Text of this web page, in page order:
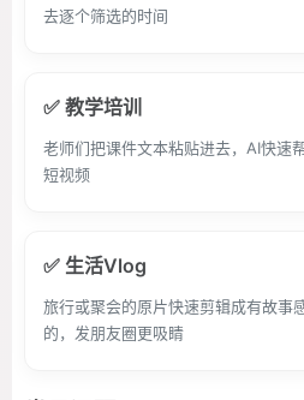
去逐个筛选的时间
✅ 教学培训
老师们把课件文本粘贴进去，AI快速
短视频
✅ 生活Vlog
旅行或聚会的原片快速剪辑成有故事
的，发朋友圈更吸睛